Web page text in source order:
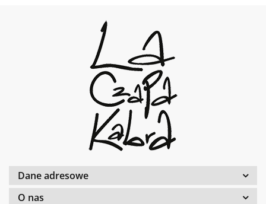
Dane adresowe
O nas